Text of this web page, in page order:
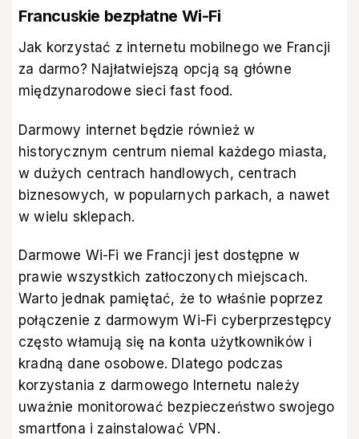
Francuskie bezpłatne Wi-Fi
Jak korzystać z internetu mobilnego we Francji
za darmo? Najłatwiejszą opcją są główne
międzynarodowe sieci fast food.
Darmowy internet będzie również w
historycznym centrum niemal każdego miasta,
w dużych centrach handlowych, centrach
biznesowych, w popularnych parkach, a nawet
w wielu sklepach.
Darmowe Wi-Fi we Francji jest dostępne w
prawie wszystkich zatłoczonych miejscach.
Warto jednak pamiętać, że to właśnie poprzez
połączenie z darmowym Wi-Fi cyberprzestępcy
często włamują się na konta użytkowników i
kradną dane osobowe. Dlatego podczas
korzystania z darmowego Internetu należy
uważnie monitorować bezpieczeństwo swojego
smartfona i zainstalować VPN.